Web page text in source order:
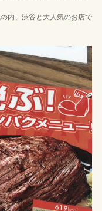
内、渋谷と大人気のお店で